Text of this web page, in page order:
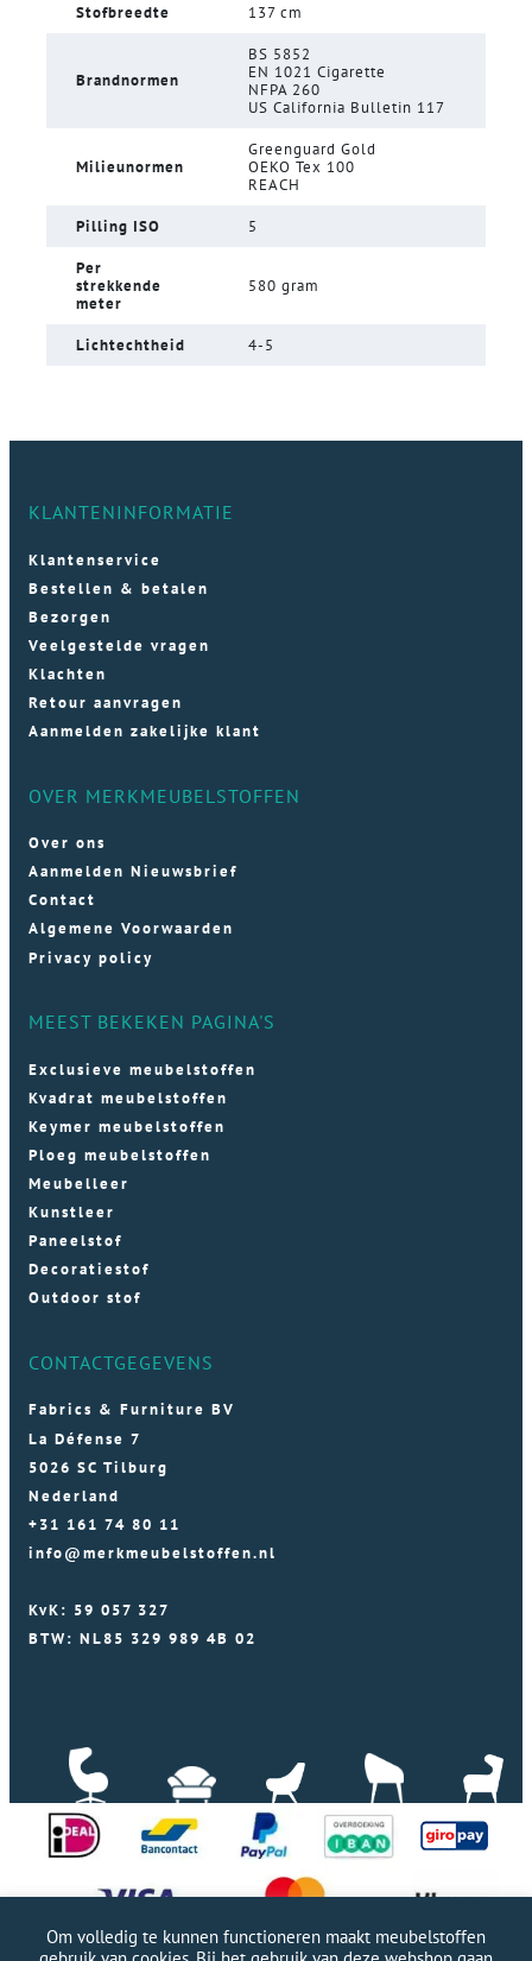
Stofbreedte 137 cm
Brandnormen
BS 5852
EN 1021 Cigarette
NFPA 260
US California Bulletin 117
Milieunormen
Greenguard Gold
OEKO Tex 100
REACH
Pilling ISO 5
Per
strekkende
meter
580 gram
Lichtechtheid 4-5
KLANTENINFORMATIE
Klantenservice
Bestellen & betalen
Bezorgen
Veelgestelde vragen
Klachten
Retour aanvragen
Aanmelden zakelijke klant
OVER MERKMEUBELSTOFFEN
Over ons
Aanmelden Nieuwsbrief
Contact
Algemene Voorwaarden
Privacy policy
MEEST BEKEKEN PAGINA'S
Exclusieve meubelstoffen
Kvadrat meubelstoffen
Keymer meubelstoffen
Ploeg meubelstoffen
Meubelleer
Kunstleer
Paneelstof
Decoratiestof
Outdoor stof
CONTACTGEGEVENS
Fabrics & Furniture BV
La Défense 7
5026 SC Tilburg
Nederland
+31 161 74 80 11
info@merkmeubelstoffen.nl
KvK: 59 057 327
BTW: NL85 329 989 4B 02
Om volledig te kunnen functioneren maakt meubelstoffen